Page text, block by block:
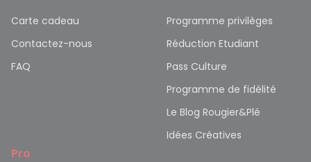
Carte cadeau
Contactez-nous
FAQ
Programme privilèges
Réduction Etudiant
Pass Culture
Programme de fidélité
Le Blog Rougier&Plé
Idées Créatives
Pro